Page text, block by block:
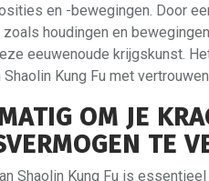
en -bewegingen. Door
houdingen en
eeuwenoude krijgskunst.
Kung Fu met
OM JE
TE
Shaolin Kung Fu is